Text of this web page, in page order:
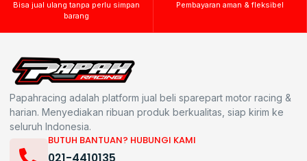
Bisa jual ulang tanpa perlu simpan
barang
Pembayaran aman & fleksibel
Papahracing adalah platform jual beli sparepart motor racing &
harian. Menyediakan ribuan produk berkualitas, siap kirim ke
seluruh Indonesia.
BUTUH BANTUAN? HUBUNGI KAMI
021-4410135